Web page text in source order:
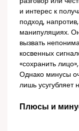
и интерес к
подход,
манипуляциях.
вызвать
косвенных
«сохранить
Однако минусы
лишь усугубляет
Плюсы и